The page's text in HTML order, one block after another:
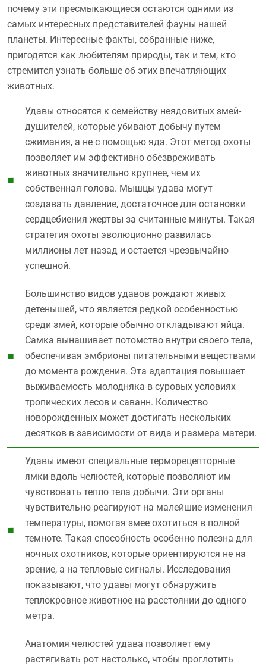
почему эти пресмыкающиеся остаются одними из
самых интересных представителей фауны нашей
планеты. Интересные факты, собранные ниже,
пригодятся как любителям природы, так и тем, кто
стремится узнать больше об этих впечатляющих
животных.
Удавы относятся к семейству неядовитых змей-
душителей, которые убивают добычу путем
сжимания, а не с помощью яда. Этот метод охоты
позволяет им эффективно обезвреживать
животных значительно крупнее, чем их
собственная голова. Мышцы удава могут
создавать давление, достаточное для остановки
сердцебиения жертвы за считанные минуты. Такая
стратегия охоты эволюционно развилась
миллионы лет назад и остается чрезвычайно
успешной.
Большинство видов удавов рождают живых
детенышей, что является редкой особенностью
среди змей, которые обычно откладывают яйца.
Самка вынашивает потомство внутри своего тела,
обеспечивая эмбрионы питательными веществами
до момента рождения. Эта адаптация повышает
выживаемость молодняка в суровых условиях
тропических лесов и саванн. Количество
новорожденных может достигать нескольких
десятков в зависимости от вида и размера матери.
Удавы имеют специальные терморецепторные
ямки вдоль челюстей, которые позволяют им
чувствовать тепло тела добычи. Эти органы
чувствительно реагируют на малейшие изменения
температуры, помогая змее охотиться в полной
темноте. Такая способность особенно полезна для
ночных охотников, которые ориентируются не на
зрение, а на тепловые сигналы. Исследования
показывают, что удавы могут обнаружить
теплокровное животное на расстоянии до одного
метра.
Анатомия челюстей удава позволяет ему
растягивать рот настолько, чтобы проглотить